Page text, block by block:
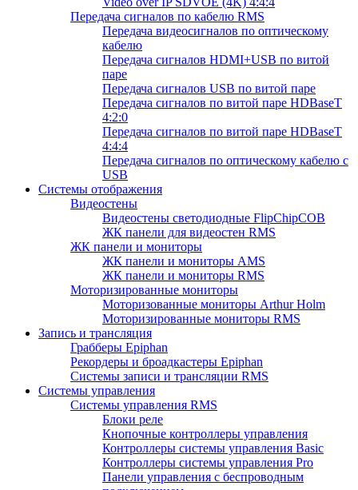
Передача сигналов по кабелю RMS
Передача видеосигналов по оптическому
кабелю
Передача сигналов HDMI+USB по витой
паре
Передача сигналов USB по витой паре
Передача сигналов по витой паре HDBaseT
4:2:0
Передача сигналов по витой паре HDBaseT
4:4:4
Передача сигналов по оптическому кабелю с
USB
Системы отображения
Видеостены
Видеостены светодиодные FlipChipCOB
ЖК панели для видеостен RMS
ЖК панели и мониторы
ЖК панели и мониторы AMS
ЖК панели и мониторы RMS
Моторизированные мониторы
Моторизованные мониторы Arthur Holm
Моторизированные мониторы RMS
Запись и трансляция
Грабберы Epiphan
Рекордеры и броадкастеры Epiphan
Системы записи и трансляции RMS
Системы управления
Системы управления RMS
Блоки реле
Кнопочные контроллеры управления
Контроллеры системы управления Basic
Контроллеры системы управления Pro
Панели управления с беспроводным